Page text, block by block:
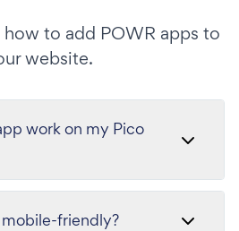
to add POWR apps to
website.
work on my Pico
friendly?